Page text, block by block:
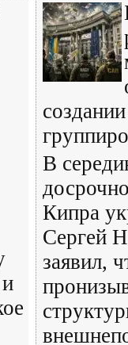
В
Кипра
Сергей
заявил,